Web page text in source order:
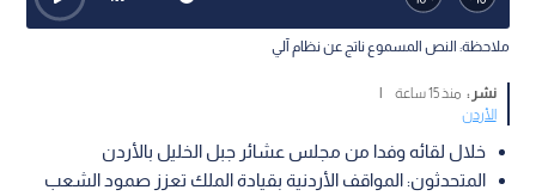
ملاحظة: النص المسموع ناتج عن نظام آلي
نشر : منذ 15 ساعة
|
الأردن
خلال لقائه وفدا من مجلس عشائر جبل الخليل بالأردن
المتحدثون: المواقف الأردنية بقيادة الملك تعزز صمود الشعب